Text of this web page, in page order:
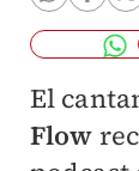
El
Flow